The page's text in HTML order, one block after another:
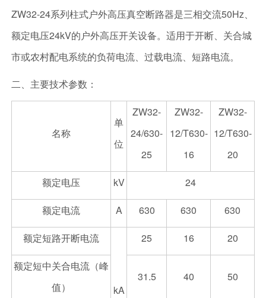
ZW32-24系列柱式户外高压真空断路器是三相交流50Hz、
额定电压24kV的户外高压开关设备。适用于开断、关合城
市或农村配电系统的负荷电流、过载电流、短路电流。
二、主要技术参数：
名称
单
位
ZW32-
24/630-
25
ZW32-
12/T630-
16
ZW32-
12/T630-
20
额定电压 kV 24
额定电流 A 630 630 630
额定短路开断电流
kA
25 16 20
额定短中关合电流（峰
值）
31.5 40 50